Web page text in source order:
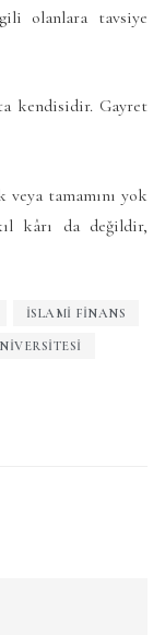
olanlara tavsiye
kendisidir. Gayret
veya tamamını yok
kârı da değildir,
ISLAMI FINANS